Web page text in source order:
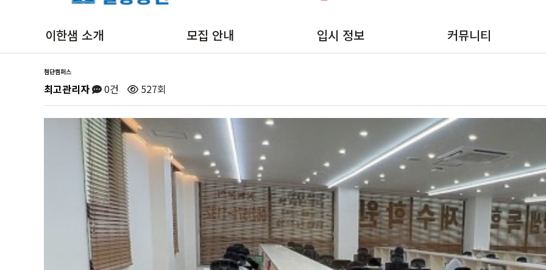
이한샘 소개
이한샘 소개
운영철학
이한샘 시스템
모집 안내
카카오톡 상담
문자상담(모바일)
N수정규반
독학재수반
재학생반
입시 정보
2025수능/수시/정시일정
2025 대입시행계획
커뮤니티
대입성공후기
보도자료
온라인 상담
첨단캠퍼스
최고관리자 0건 527회